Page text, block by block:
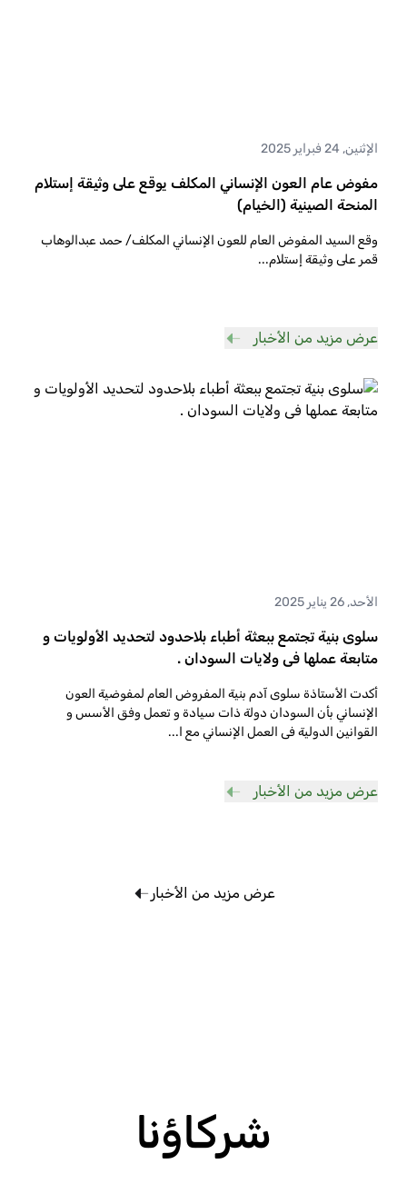
الإثنين, 24 فبراير 2025
مفوض عام العون الإنساني المكلف يوقع على وثيقة إستلام
المنحة الصينية (الخيام)
وقع السيد المفوض العام للعون الإنساني المكلف/ حمد عبدالوهاب
قمر على وثيقة إستلام...
عرض مزيد من الأخبار
الأحد, 26 يناير 2025
سلوى بنية تجتمع ببعثة أطباء بلاحدود لتحديد الأولويات و
متابعة عملها فى ولايات السودان .
أكدت الأستاذة سلوى آدم بنية المفروض العام لمفوضية العون
الإنساني بأن السودان دولة ذات سيادة و تعمل وفق الأسس و
القوانين الدولية فى العمل الإنساني مع ا...
عرض مزيد من الأخبار
عرض مزيد من الأخبار
شركاؤنا